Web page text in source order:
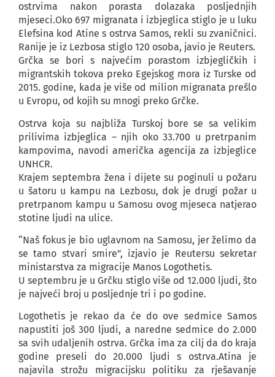
ostrvima nakon porasta dolazaka posljednjih
mjeseci.Oko 697 migranata i izbjeglica stiglo je u luku
Elefsina kod Atine s ostrva Samos, rekli su zvaničnici.
Ranije je iz Lezbosa stiglo 120 osoba, javio je Reuters.
Grčka se bori s najvećim porastom izbjegličkih i
migrantskih tokova preko Egejskog mora iz Turske od
2015. godine, kada je više od milion migranata prešlo
u Evropu, od kojih su mnogi preko Grčke.
Ostrva koja su najbliža Turskoj bore se sa velikim
prilivima izbjeglica – njih oko 33.700 u pretrpanim
kampovima, navodi američka agencija za izbjeglice
UNHCR.
Krajem septembra žena i dijete su poginuli u požaru
u šatoru u kampu na Lezbosu, dok je drugi požar u
pretrpanom kampu u Samosu ovog mjeseca natjerao
stotine ljudi na ulice.
“Naš fokus je bio uglavnom na Samosu, jer želimo da
se tamo stvari smire”, izjavio je Reutersu sekretar
ministarstva za migracije Manos Logothetis.
U septembru je u Grčku stiglo više od 12.000 ljudi, što
je najveći broj u posljednje tri i po godine.
Logothetis je rekao da će do ove sedmice Samos
napustiti još 300 ljudi, a naredne sedmice do 2.000
sa svih udaljenih ostrva. Grčka ima za cilj da do kraja
godine preseli do 20.000 ljudi s ostrva.Atina je
najavila strožu migracijsku politiku za rješavanje